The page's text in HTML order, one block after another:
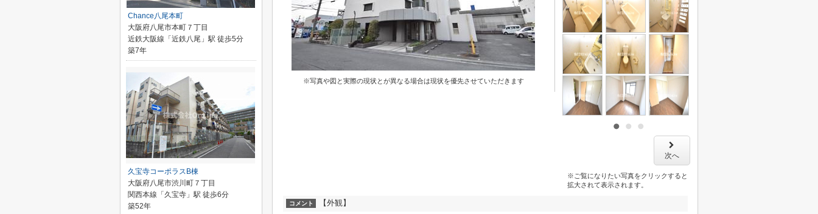
※写真や図と実際の現状とが異なる場合は現状を優先させていただきます
次へ
※ご覧になりたい写真をクリックすると
拡大されて表示されます。
コメント 【外観】
Chance八尾本町
大阪府八尾市本町７丁目
近鉄大阪線「近鉄八尾」駅 徒歩5分
築7年
久宝寺コーポラスB棟
大阪府八尾市渋川町７丁目
関西本線「久宝寺」駅 徒歩6分
築52年